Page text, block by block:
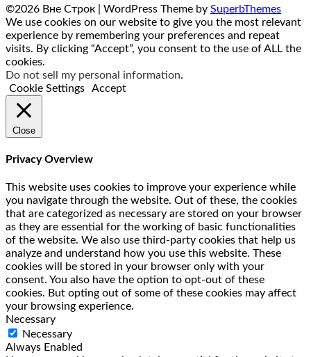
©2026 Вне Строк | WordPress Theme by SuperbThemes
We use cookies on our website to give you the most relevant
experience by remembering your preferences and repeat
visits. By clicking “Accept”, you consent to the use of ALL the
cookies.
Do not sell my personal information.
Cookie Settings
Accept
Close
Privacy Overview
This website uses cookies to improve your experience while
you navigate through the website. Out of these, the cookies
that are categorized as necessary are stored on your browser
as they are essential for the working of basic functionalities
of the website. We also use third-party cookies that help us
analyze and understand how you use this website. These
cookies will be stored in your browser only with your
consent. You also have the option to opt-out of these
cookies. But opting out of some of these cookies may affect
your browsing experience.
Necessary
Necessary
Always Enabled